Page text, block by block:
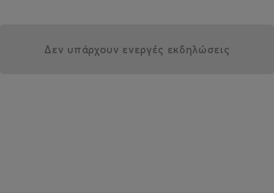
Δεν υπάρχουν ενεργές εκδηλώσεις